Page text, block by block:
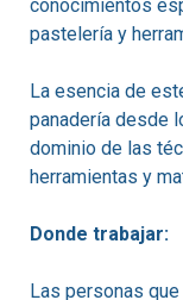
conocimientos
pastelería y
La esencia de
panadería desde
dominio de las
herramientas y
Donde trabajar:
Las personas